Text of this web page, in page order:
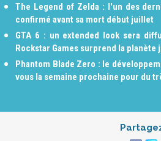
The Legend of Zelda : l'un des
confirmé avant sa mort début juillet
GTA 6 : un extended look sera
Rockstar Games surprend la planète
Phantom Blade Zero : le
vous la semaine prochaine pour du